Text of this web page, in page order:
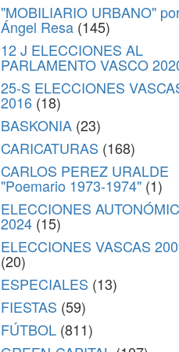
"MOBILIARIO URBANO"
Ángel Resa (145)
12 J ELECCIONES AL
PARLAMENTO VASCO
25-S ELECCIONES
2016 (18)
BASKONIA (23)
CARICATURAS (168)
CARLOS PEREZ URALDE
"Poemario 1973-1974" (1)
ELECCIONES
2024 (15)
ELECCIONES VASCAS
(20)
ESPECIALES (13)
FIESTAS (59)
FÚTBOL (811)